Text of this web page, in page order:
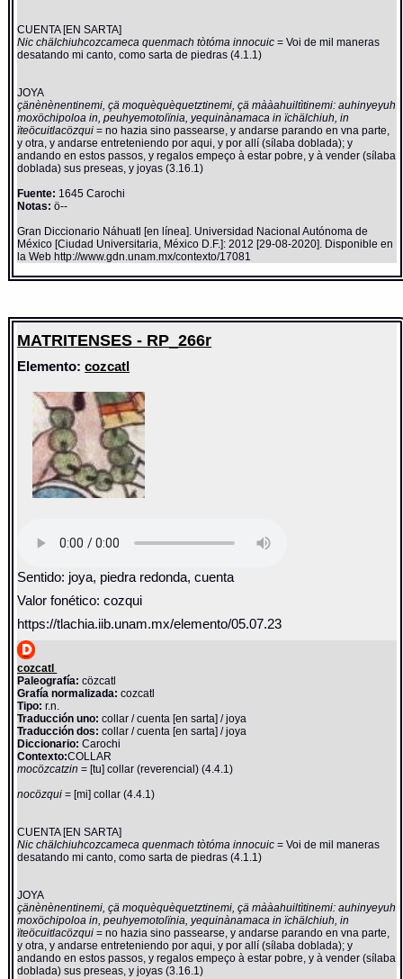
CUENTA [EN SARTA]
Nic chälchiuhcozcameca quenmach tòtóma innocuic= Voi de mil maneras
desatando mi canto, como sarta de piedras (4.1.1)
JOYA
çänènènentinemi, çä moquèquèquetztinemi, çä mààahuiltìtinemi: auhinyeyuh
moxöchipoloa in, peuhyemotolïnia, yequinànamaca in ïchälchiuh, in
ïteöcuitlacözqui= no hazia sino passearse, y andarse parando en vna parte,
y otra, y andarse entreteniendo por aqui, y por allí (sílaba doblada); y
andando en estos passos, y regalos empeço à estar pobre, y à vender (sílaba
doblada) sus preseas, y joyas (3.16.1)
Fuente: 1645 Carochi
Notas: ö--
Gran Diccionario Náhuatl [en línea]. Universidad Nacional Autónoma de
México [Ciudad Universitaria, México D.F.]: 2012 [29-08-2020]. Disponible en
la Web http://www.gdn.unam.mx/contexto/17081
MATRITENSES - RP_266r
Elemento:cozcatl
Sentido: joya, piedra redonda, cuenta
Valor fonético: cozqui
https://tlachia.iib.unam.mx/elemento/05.07.23
cozcatl
Paleografía: cözcatl
Grafía normalizada: cozcatl
Tipo: r.n.
Traducción uno: collar / cuenta [en sarta] / joya
Traducción dos: collar / cuenta [en sarta] / joya
Diccionario:Carochi
Contexto:COLLAR
mocözcatzin= [tu] collar (reverencial) (4.4.1)
nocözqui= [mi] collar (4.4.1)
CUENTA [EN SARTA]
Nic chälchiuhcozcameca quenmach tòtóma innocuic= Voi de mil maneras
desatando mi canto, como sarta de piedras (4.1.1)
JOYA
çänènènentinemi, çä moquèquèquetztinemi, çä mààahuiltìtinemi: auhinyeyuh
moxöchipoloa in, peuhyemotolïnia, yequinànamaca in ïchälchiuh, in
ïteöcuitlacözqui= no hazia sino passearse, y andarse parando en vna parte,
y otra, y andarse entreteniendo por aqui, y por allí (sílaba doblada); y
andando en estos passos, y regalos empeço à estar pobre, y à vender (sílaba
doblada) sus preseas, y joyas (3.16.1)